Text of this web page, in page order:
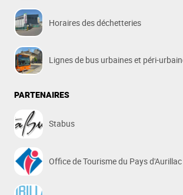
Horaires des déchetteries
Lignes de bus urbaines et péri-
PARTENAIRES
Stabus
Office de Tourisme du Pays d'Aurillac